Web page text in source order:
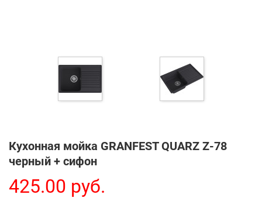
Кухонная мойка GRANFEST QUARZ Z-78
черный + сифон
425.00 руб.